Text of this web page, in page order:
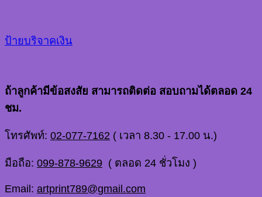
ป้ายบริจาคเงิน
ถ้าลูกค้ามีข้อสงสัย สามารถติดต่อ สอบถามได้ตลอด 24
ชม.
โทรศัพท์: 02-077-7162 ( เวลา 8.30 - 17.00 น.)
มือถือ: 099-878-9629 ( ตลอด 24 ชั่วโมง )
Email: artprint789@gmail.com